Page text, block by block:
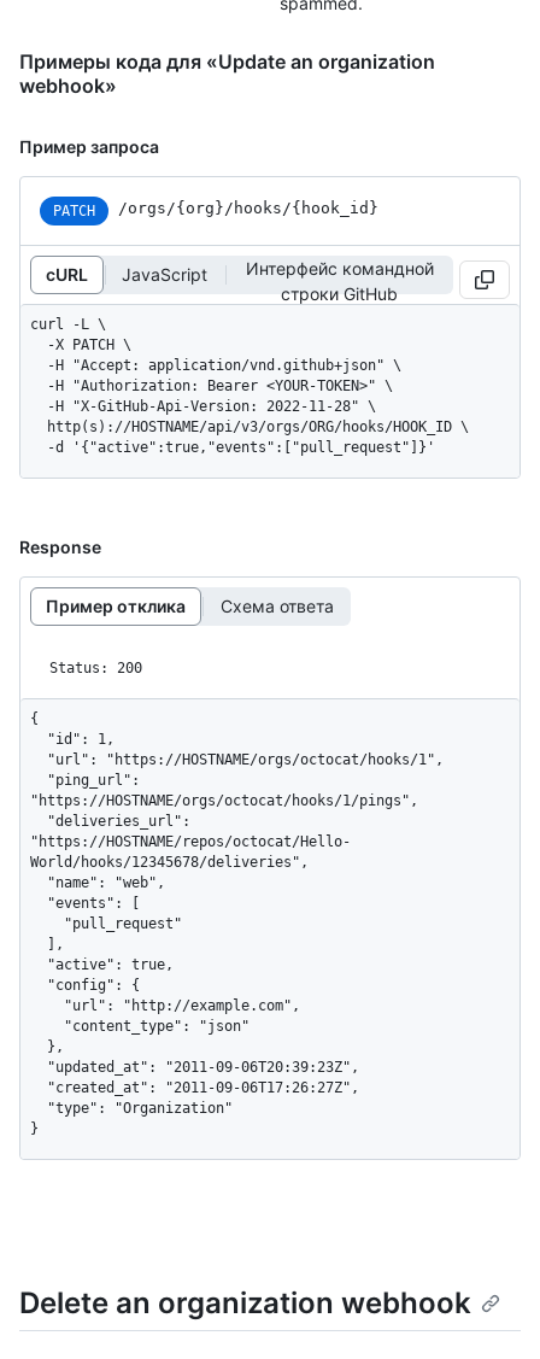
Примеры кода для «Update an organization
webhook»
Пример запроса
PATCH /orgs /{org} /hooks /{hook_ id}
cURL JavaScript
Интерфейс командной
строки GitHub
curl -L \
  -d '{"active":true,"events":["pull_request"]}'
Response
Пример отклика Схема ответа
Status: 200
{
"https://HOSTNAME/orgs/octocat/hooks/1/pings",
"https://HOSTNAME/repos/octocat/Hello-
World/hooks/12345678/deliveries",
}
Delete an organization webhook